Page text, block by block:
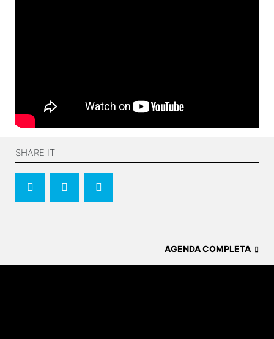
SHARE IT
AGENDA COMPLETA